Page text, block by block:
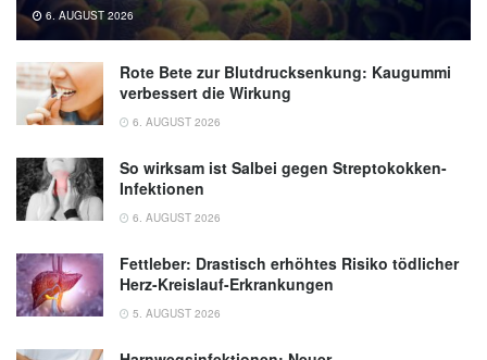
6. AUGUST 2026
Rote Bete zur Blutdrucksenkung: Kaugummi
verbessert die Wirkung
6. AUGUST 2026
So wirksam ist Salbei gegen Streptokokken-
Infektionen
6. AUGUST 2026
Fettleber: Drastisch erhöhtes Risiko tödlicher
Herz-Kreislauf-Erkrankungen
5. AUGUST 2026